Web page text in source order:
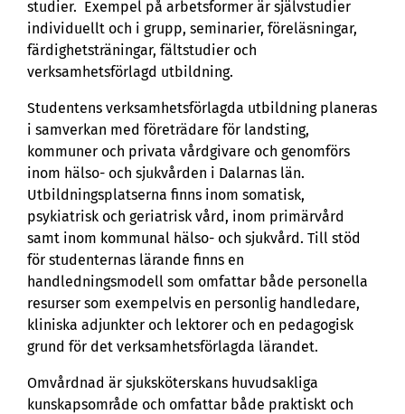
studier. Exempel på arbetsformer är självstudier
individuellt och i grupp, seminarier, föreläsningar,
färdighetsträningar, fältstudier och
verksamhetsförlagd utbildning.
Studentens verksamhetsförlagda utbildning planeras
i samverkan med företrädare för landsting,
kommuner och privata vårdgivare och genomförs
inom hälso- och sjukvården i Dalarnas län.
Utbildningsplatserna finns inom somatisk,
psykiatrisk och geriatrisk vård, inom primärvård
samt inom kommunal hälso- och sjukvård. Till stöd
för studenternas lärande finns en
handledningsmodell som omfattar både personella
resurser som exempelvis en personlig handledare,
kliniska adjunkter och lektorer och en pedagogisk
grund för det verksamhetsförlagda lärandet.
Omvårdnad är sjuksköterskans huvudsakliga
kunskapsområde och omfattar både praktiskt och